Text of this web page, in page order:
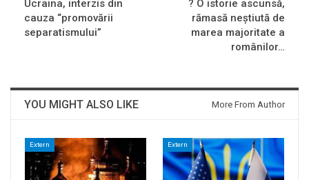
Ucraina, interzis din
cauza “promovării
separatismului”
? O istorie ascunsă,
rămasă neştiută de
marea majoritate a
românilor…
YOU MIGHT ALSO LIKE More From Author
Extern Extern